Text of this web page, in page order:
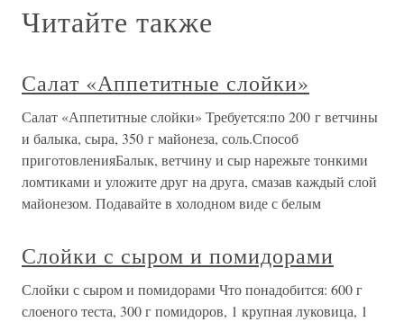
Читайте также
Салат «Аппетитные слойки»
Салат «Аппетитные слойки» Требуется:по 200 г ветчины
и балыка, сыра, 350 г майонеза, соль.Способ
приготовленияБалык, ветчину и сыр нарежьте тонкими
ломтиками и уложите друг на друга, смазав каждый слой
майонезом. Подавайте в холодном виде с белым
Слойки с сыром и помидорами
Слойки с сыром и помидорами Что понадобится: 600 г
слоеного теста, 300 г помидоров, 1 крупная луковица, 1